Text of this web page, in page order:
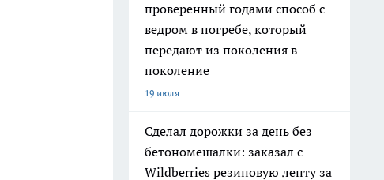
проверенный годами способ с
ведром в погребе, который
передают из поколения в
поколение
19 июля
Сделал дорожки за день без
бетономешалки: заказал с
Wildberries резиновую ленту за